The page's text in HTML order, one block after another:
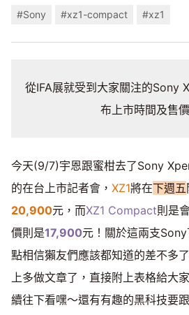
#Sony #xz1-compact #xz1
從IFA展就受到大家關注的Sony
布上市時間及售價
今天(9/7)宇恩跟蜜柑去了Sony
的在台上市記者會， XZ1將在下週五
20,900元，而XZ1 Compact則是
價則是17,900元！關於這兩支
點相信獺友們應該都知道的差不多
上多做文章了，直接附上表格給大
續往下看嘿～還有有趣的黑科技要